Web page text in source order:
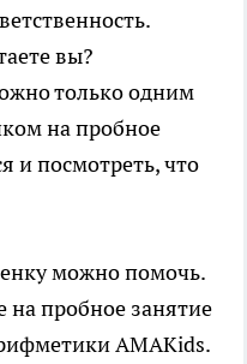
вы?
только одним
на пробное
и посмотреть, что
можно помочь.
на пробное занятие
AMAKids.